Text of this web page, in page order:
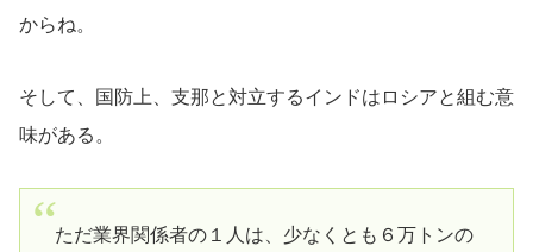
からね。
そして、国防上、支那と対立するインドはロシアと組む意
味がある。
ただ業界関係者の１人は、少なくとも６万トンの